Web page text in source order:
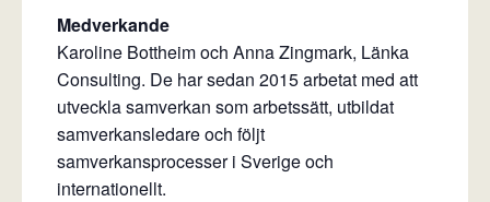
Medverkande
Karoline Bottheim och Anna Zingmark, Länka
Consulting. De har sedan 2015 arbetat med att
utveckla samverkan som arbetssätt, utbildat
samverkansledare och följt
samverkansprocesser i Sverige och
internationellt.